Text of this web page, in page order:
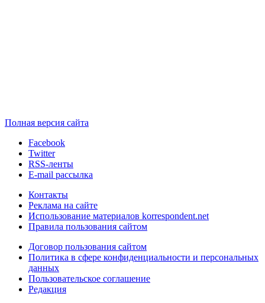
Полная версия сайта
Facebook
Twitter
RSS-ленты
E-mail рассылка
Контакты
Реклама на сайте
Использование материалов korrespondent.net
Правила пользования сайтом
Договор пользования сайтом
Политика в сфере конфиденциальности и персональных
данных
Пользовательское соглашение
Редакция